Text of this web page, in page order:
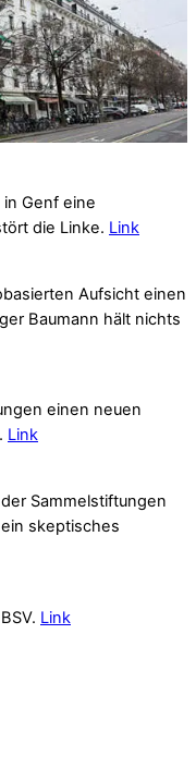
in Genf eine
die Linke. Link
Aufsicht einen
Baumann hält nichts
einen neuen
Link
Sammelstiftungen
skeptisches
Link